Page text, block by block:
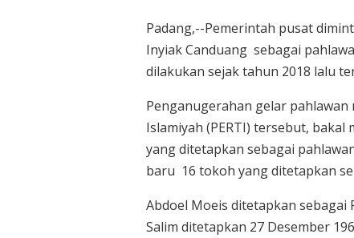
Padang,--Pemerintah pusat
Inyiak Canduang sebagai
dilakukan sejak tahun 2018 lalu
Penganugerahan gelar
Islamiyah (PERTI) tersebut,
yang ditetapkan sebagai
baru 16 tokoh yang ditetapkan
Abdoel Moeis ditetapkan sebagai
Salim ditetapkan 27 Desember